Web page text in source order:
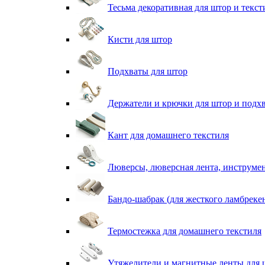
Тесьма декоративная для штор и
Кисти для штор
Подхваты для штор
Держатели и крючки для штор и
Кант для домашнего текстиля
Люверсы, люверсная лента,
Бандо-шабрак (для жесткого
Термостежка для домашнего текстиля
Утяжелители и магнитные ленты для